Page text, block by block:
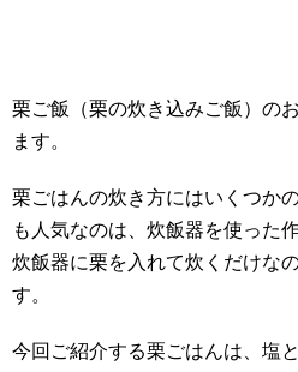
栗ご飯（栗の炊き込みご飯）の
ます。
栗ごはんの炊き方にはいくつか
も人気なのは、炊飯器を使った
炊飯器に栗を入れて炊くだけな
す。
今回ご紹介する栗ごはんは、塩